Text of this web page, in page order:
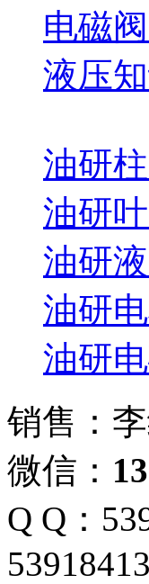
电磁
液压
油研
油研
油研
油研
油研
销售：
微信：
Q Q：